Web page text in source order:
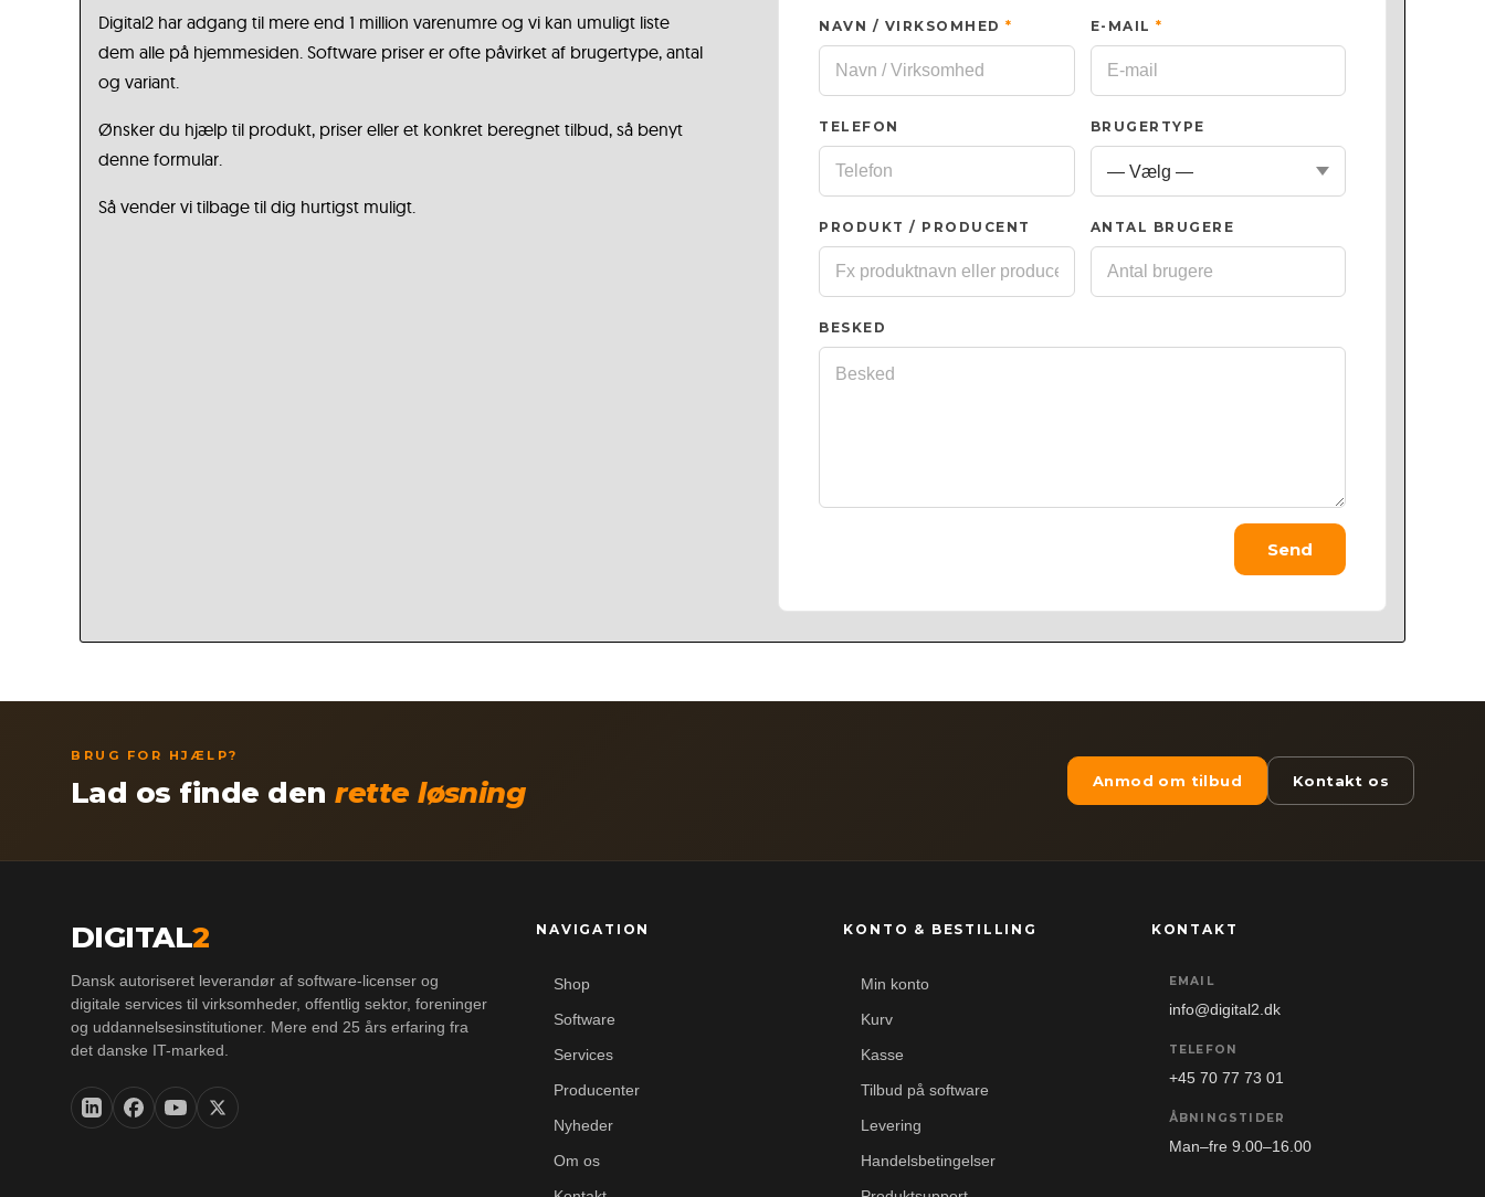
Digital2 har adgang til mere end 1 million varenumre og vi kan umuligt liste
dem alle på hjemmesiden. Software priser er ofte påvirket af brugertype, antal
og variant.
Ønsker du hjælp til produkt, priser eller et konkret beregnet tilbud, så benyt
denne formular.
Så vender vi tilbage til dig hurtigst muligt.
NAVN / VIRKSOMHED* E-MAIL *
TELEFON BRUGERTYPE
PRODUKT / PRODUCENT ANTAL BRUGERE
BESKED
Send
BRUG FOR HJÆLP?
Lad os finde denrette løsning Anmod om tilbud Kontakt os
DIGITAL2
Dansk autoriseret leverandør af software-licenser og
digitale services til virksomheder, offentlig sektor, foreninger
og uddannelsesinstitutioner. Mere end 25 års erfaring fra
det danske IT-marked.
NAVIGATION
Shop
Software
Services
Producenter
Nyheder
Om os
KONTO & BESTILLING
Min konto
Kurv
Kasse
Tilbud på software
Levering
Handelsbetingelser
KONTAKT
EMAIL
info@digital2.dk
TELEFON
+45 70 77 73 01
ÅBNINGSTIDER
Man–fre 9.00–16.00